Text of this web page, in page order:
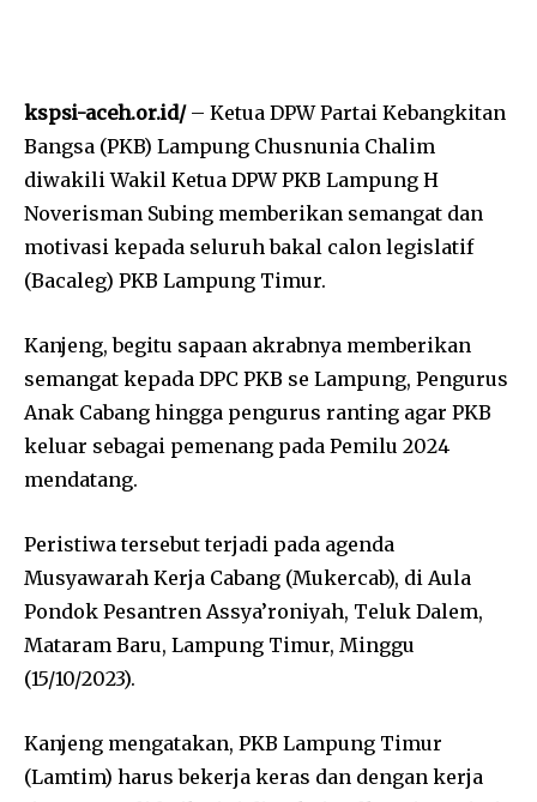
kspsi-aceh.or.id/– Ketua DPW Partai Kebangkitan
Bangsa (PKB) Lampung Chusnunia Chalim
diwakili Wakil Ketua DPW PKB Lampung H
Noverisman Subing memberikan semangat dan
motivasi kepada seluruh bakal calon legislatif
(Bacaleg) PKB Lampung Timur.
Kanjeng, begitu sapaan akrabnya memberikan
semangat kepada DPC PKB se Lampung, Pengurus
Anak Cabang hingga pengurus ranting agar PKB
keluar sebagai pemenang pada Pemilu 2024
mendatang.
Peristiwa tersebut terjadi pada agenda
Musyawarah Kerja Cabang (Mukercab), di Aula
Pondok Pesantren Assya’roniyah, Teluk Dalem,
Mataram Baru, Lampung Timur, Minggu
(15/10/2023).
Kanjeng mengatakan, PKB Lampung Timur
(Lamtim) harus bekerja keras dan dengan kerja